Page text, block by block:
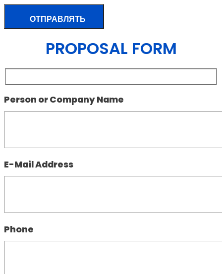
PROPOSAL FORM
Person or Company Name
E-Mail Address
Phone